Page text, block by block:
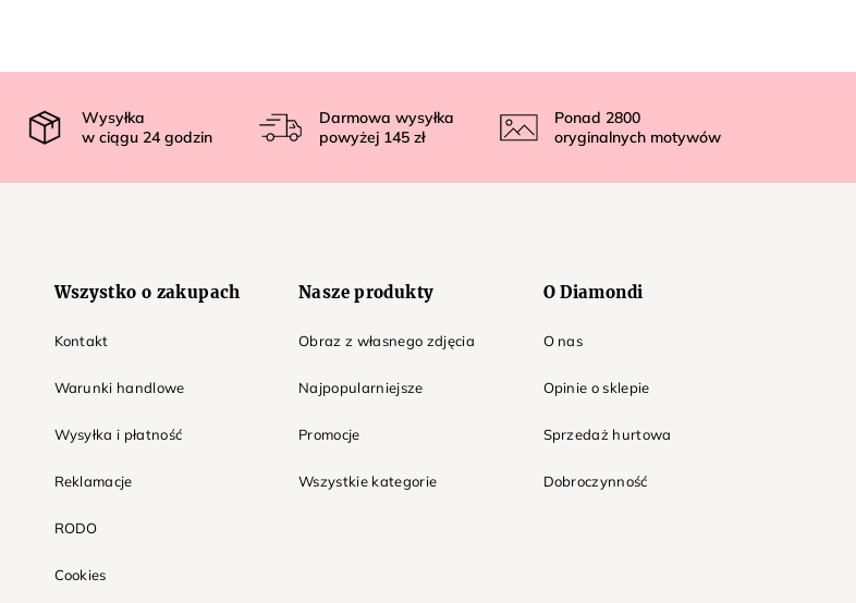
Wysyłka
w ciągu 24 godzin
Darmowa wysyłka
powyżej 145 zł
Ponad 2800
oryginalnych motywów
Wszystko o zakupach
Kontakt
Warunki handlowe
Wysyłka i płatność
Reklamacje
RODO
Cookies
Nasze produkty
Obraz z własnego zdjęcia
Najpopularniejsze
Promocje
Wszystkie kategorie
O Diamondi
O nas
Opinie o sklepie
Sprzedaż hurtowa
Dobroczynność